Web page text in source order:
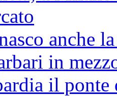
anche
in
il ponte